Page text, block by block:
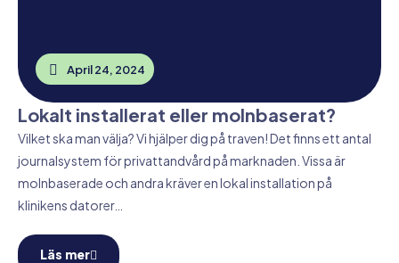
April 24, 2024
Lokalt installerat eller molnbaserat?
Vilket ska man välja? Vi hjälper dig på traven! Det finns ett antal
journalsystem för privattandvård på marknaden. Vissa är
molnbaserade och andra kräver en lokal installation på
klinikens datorer…
Läs mer